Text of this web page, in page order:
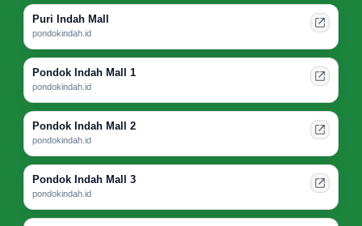
Puri Indah Mall
pondokindah.id
Pondok Indah Mall 1
pondokindah.id
Pondok Indah Mall 2
pondokindah.id
Pondok Indah Mall 3
pondokindah.id